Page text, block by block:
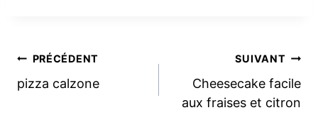
Navigation
de
PRÉCÉDENT
pizza calzone
SUIVANT
Cheesecake facile
aux fraises et citron